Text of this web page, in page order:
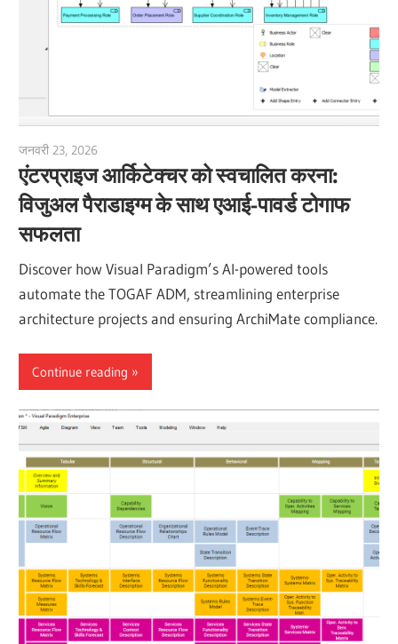
जनवरी 23, 2026
एंटरप्राइज आर्किटेक्चर को स्वचालित करना:
विजुअल पैराडाइग्म के साथ एआई-पावर्ड टोगाफ
सफलता
Discover how Visual Paradigm’s AI-powered tools
automate the TOGAF ADM, streamlining enterprise
architecture projects and ensuring ArchiMate compliance.
Continue reading